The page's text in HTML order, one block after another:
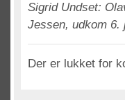
Sigrid Undset:
Jessen, udkom 6.
Der er lukket for